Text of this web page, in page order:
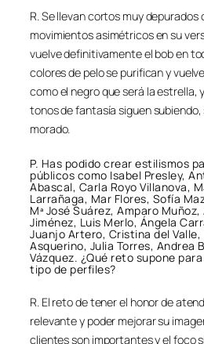
R. Se llevan cortos muy depurados
movimientos asimétricos en su
vuelve definitivamente el bob en
colores de pelo se purifican y
como el negro que será la estrella,
tonos de fantasía siguen subiendo,
morado.
P. Has podido crear estilismos
públicos como Isabel Presley,
Abascal, Carla Royo Villanova,
Larrañaga, Mar Flores, Sofía
Mª José Suárez, Amparo
Jiménez, Luis Merlo, Ángela
Juanjo Artero, Cristina del Valle,
Asquerino, Julia Torres, Andrea
Vázquez. ¿Qué reto supone
tipo de perfiles?
R. El reto de tener el honor de
relevante y poder mejorar su
clientes son importantes y el foco